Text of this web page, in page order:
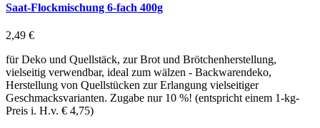
Saat-Flockmischung 6-fach 400g
2,49 €
für Deko und Quellstäck, zur Brot und Brötchenherstellung,
vielseitig verwendbar, ideal zum wälzen - Backwarendeko,
Herstellung von Quellstücken zur Erlangung vielseitiger
Geschmacksvarianten. Zugabe nur 10 %! (entspricht einem 1-kg-
Preis i. H.v. € 4,75)